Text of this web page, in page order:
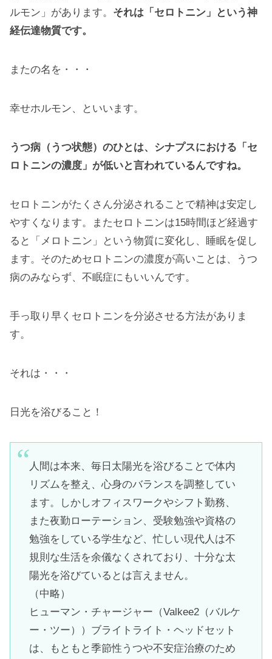
ルモン」があります。 それは「セロトニン」という神
経伝達物質です。
またの名を・・・
幸せホルモン、といいます。
うつ病（うつ状態）のひとは、シナプスにおける「セ
ロトニンの濃度」が低いと言われているんですね。
セロトニンがたくさん分泌されることで精神は安定し
やすくなります。またセロトニンは15時間ほど経過す
ると「メロトニン」という物質に変化し、睡眠を促し
ます。そのためセロトニンの濃度が高いことは、うつ
病のみならず、不眠症にもいいんです。
手っ取り早くセロトニンを分泌させる方法がありま
す。
それは・・・
日光を浴びること！
人間は本来、毎日太陽光を浴びることで体内
リズムを整え、心身のバランスを調整してい
ます。しかしオフィスワークやシフト勤務、
また夜勤ローテーション、受験勉強や資格の
勉強をしている学生など、忙しい現代人は不
規則な生活を余儀なくされており、十分な太
陽光を浴びているとは言えません。
（中略）
ヒューマン・チャージャー（Valkee2（バルケ
ー・ツー））ブライトライト・ヘッドセット
は、もともと季節性うつや不安症治療のため